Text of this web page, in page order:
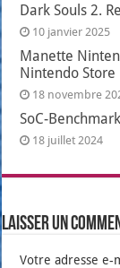
Dark Souls 2.
10 janvier 2025
Manette
Nintendo Store
18 novembre
SoC-
18 juillet 2024
Laisser un
Votre adresse e-